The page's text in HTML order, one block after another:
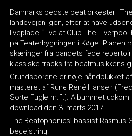
Danmarks bedste beat orkester
landevejen igen, efter at have
liveplade “Live at Club The
på Teaterbygningen i Køge. Pladen
skæringer fra bandets fede
klassiske tracks fra beatmusikkens
Grundsporene er nøje håndplukket
masteret af Rune René Hansen
Sorte Fugle m.fl.). Albummet udkom
download den 3. marts 2017.
The Beatophonics’ bassist
begejstring: